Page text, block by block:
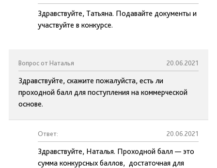
Здравствуйте, Татьяна. Подавайте документы и
участвуйте в конкурсе.
Вопрос от Наталья 20.06.2021
Здравствуйте, скажите пожалуйста, есть ли
проходной балл для поступления на коммерческой
основе.
Ответ: 20.06.2021
Здравствуйте, Наталья. Проходной балл — это
сумма конкурсных баллов, достаточная для